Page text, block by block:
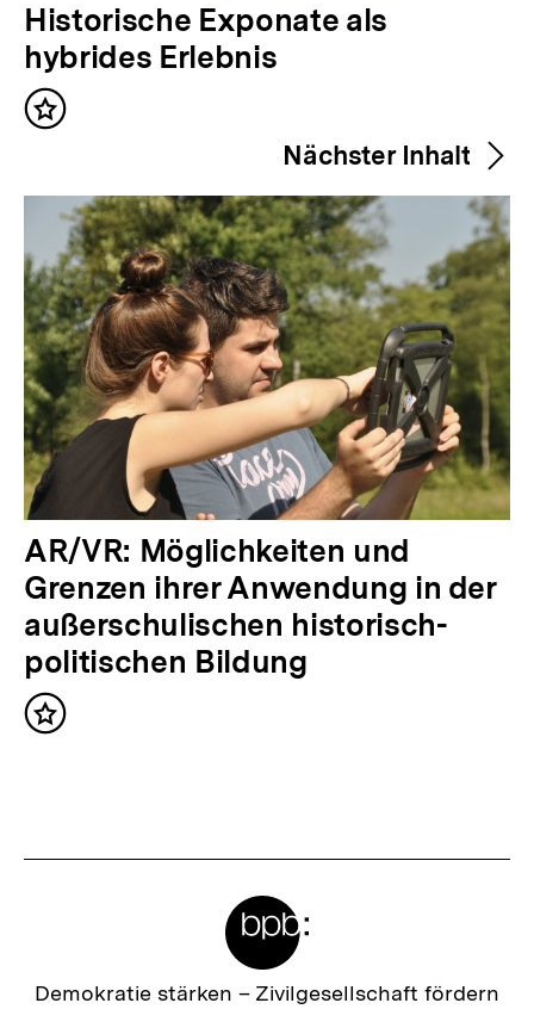
V
o
r
h
r
g
e
r
I
n
h
a
l
t
:
Historische Exponate als
hybrides Erlebnis
Inhalt
Nächster Inhalt
N
ä
c
h
s
t
AR/VR: Möglichkeiten und
Grenzen ihrer Anwendung in der
außerschulischen historisch-
politischen Bildung
Inhalt
Zur
Demokratie stärken – Zivilgesellschaft fördern